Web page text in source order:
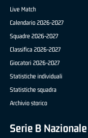
Live Match
Calendario 2026-2027
Squadre 2026-2027
Classifica 2026-2027
Giocatori 2026-2027
Statistiche individuali
Statistiche squadra
Archivio storico
Serie B Nazionale